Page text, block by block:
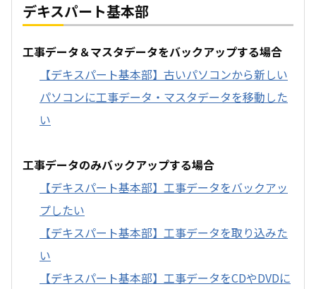
デキスパート基本部
工事データ＆マスタデータをバックアップする場合
【デキスパート基本部】古いパソコンから新しい
パソコンに工事データ・マスタデータを移動した
い
工事データのみバックアップする場合
【デキスパート基本部】工事データをバックアッ
プしたい
【デキスパート基本部】工事データを取り込みた
い
【デキスパート基本部】工事データをCDやDVDに